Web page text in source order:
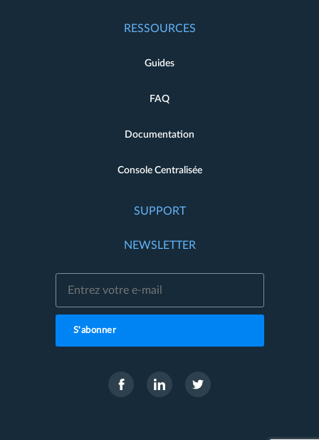
RESSOURCES
Guides
FAQ
Documentation
Console Centralisée
SUPPORT
NEWSLETTER
S'abonner